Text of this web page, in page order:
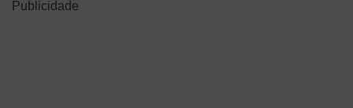
Publicidade